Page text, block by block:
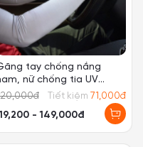
đô thể thao
nam nữ GoodFit
- 39,000đ